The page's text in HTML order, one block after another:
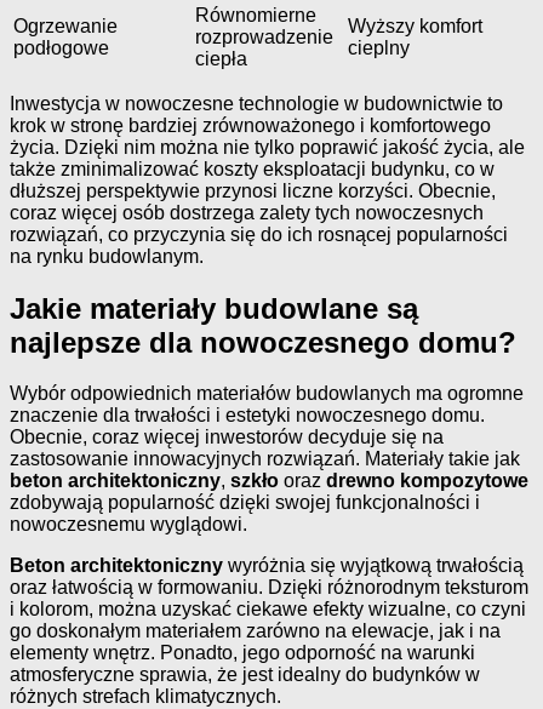
Ogrzewanie
podłogowe
Równomierne
rozprowadzenie
ciepła
Wyższy komfort
cieplny
Inwestycja w nowoczesne technologie w budownictwie to
krok w stronę bardziej zrównoważonego i komfortowego
życia. Dzięki nim można nie tylko poprawić jakość życia, ale
także zminimalizować koszty eksploatacji budynku, co w
dłuższej perspektywie przynosi liczne korzyści. Obecnie,
coraz więcej osób dostrzega zalety tych nowoczesnych
rozwiązań, co przyczynia się do ich rosnącej popularności
na rynku budowlanym.
Jakie materiały budowlane są
najlepsze dla nowoczesnego domu?
Wybór odpowiednich materiałów budowlanych ma ogromne
znaczenie dla trwałości i estetyki nowoczesnego domu.
Obecnie, coraz więcej inwestorów decyduje się na
zastosowanie innowacyjnych rozwiązań. Materiały takie jak
beton architektoniczny, szkło oraz drewno kompozytowe
zdobywają popularność dzięki swojej funkcjonalności i
nowoczesnemu wyglądowi.
Beton architektoniczny wyróżnia się wyjątkową trwałością
oraz łatwością w formowaniu. Dzięki różnorodnym teksturom
i kolorom, można uzyskać ciekawe efekty wizualne, co czyni
go doskonałym materiałem zarówno na elewacje, jak i na
elementy wnętrz. Ponadto, jego odporność na warunki
atmosferyczne sprawia, że jest idealny do budynków w
różnych strefach klimatycznych.